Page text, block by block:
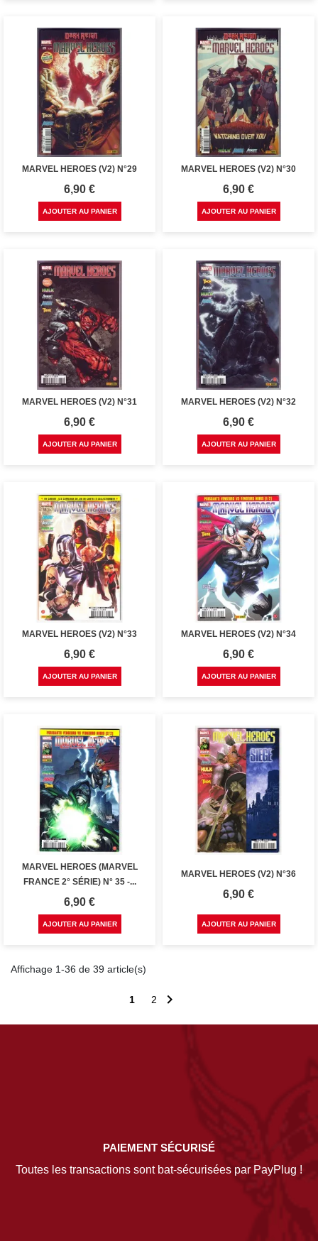
MARVEL HEROES (V2) N°29
Prix
6,90 €
AJOUTER AU PANIER
MARVEL HEROES (V2) N°30
Prix
6,90 €
AJOUTER AU PANIER
MARVEL HEROES (V2) N°31
Prix
6,90 €
AJOUTER AU PANIER
MARVEL HEROES (V2) N°32
Prix
6,90 €
AJOUTER AU PANIER
MARVEL HEROES (V2) N°33
Prix
6,90 €
AJOUTER AU PANIER
MARVEL HEROES (V2) N°34
Prix
6,90 €
AJOUTER AU PANIER
MARVEL HEROES (MARVEL
FRANCE 2° SÉRIE) N° 35 -...
Prix
6,90 €
AJOUTER AU PANIER
MARVEL HEROES (V2) N°36
Prix
6,90 €
AJOUTER AU PANIER
Affichage 1-36 de 39 article(s)
1 2 
PAIEMENT SÉCURISÉ
Toutes les transactions sont bat-sécurisées par PayPlug !